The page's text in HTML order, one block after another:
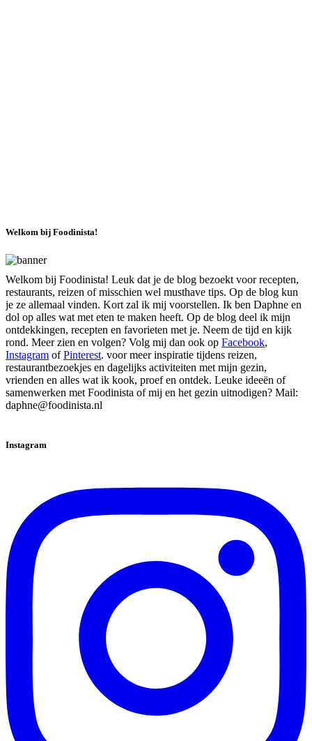
Welkom bij Foodinista!
Welkom bij Foodinista! Leuk dat je de blog bezoekt voor recepten,
restaurants, reizen of misschien wel musthave tips. Op de blog kun
je ze allemaal vinden. Kort zal ik mij voorstellen. Ik ben Daphne en
dol op alles wat met eten te maken heeft. Op de blog deel ik mijn
ontdekkingen, recepten en favorieten met je. Neem de tijd en kijk
rond. Meer zien en volgen? Volg mij dan ook op Facebook,
Instagram ofPinterest. voor meer inspiratie tijdens reizen,
restaurantbezoekjes en dagelijks activiteiten met mijn gezin,
vrienden en alles wat ik kook, proef en ontdek. Leuke ideeën of
samenwerken met Foodinista of mij en het gezin uitnodigen? Mail:
daphne@foodinista.nl
Instagram